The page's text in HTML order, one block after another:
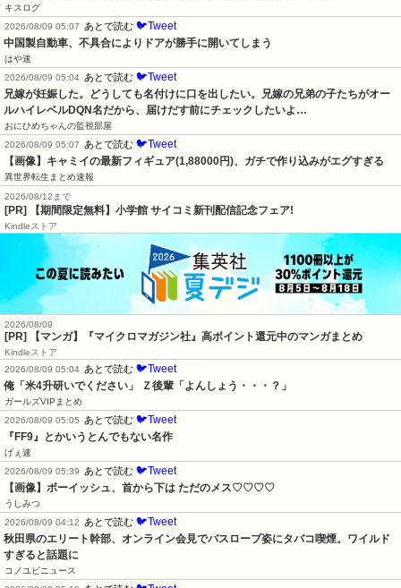
キスログ
2026/08/09 05:07
あとで読む 🐦Tweet
中国製自動車、不具合によりドアが勝手に開いてしまう
はや速
2026/08/09 05:04 あとで読む 🐦Tweet
兄嫁が妊娠した。どうしても名付けに口を出したい。兄嫁の兄弟の子たちがオー
ルハイレベルDQN名だから、届けだす前にチェックしたいよ…
おにひめちゃんの監視部屋
2026/08/09 05:07
あとで読む 🐦Tweet
【画像】キャミイの最新フィギュア(1,88000円)、ガチで作り込みがエグすぎる
異世界転生まとめ速報
2026/08/12まで
[PR] 【期間限定無料】小学館 サイコミ新刊配信記念フェア!
Kindleストア
2026/08/09
[PR] 【マンガ】『マイクロマガジン社』高ポイント還元中のマンガまとめ
Kindleストア
2026/08/09 05:04 あとで読む 🐦Tweet
俺「米4升研いでください」 Ｚ後輩「よんしょう・・・？」
ガールズVIPまとめ
2026/08/09 05:05
あとで読む 🐦Tweet
『FF9』とかいうとんでもない名作
げぇ速
2026/08/09 05:39
あとで読む 🐦Tweet
【画像】ボーイッシュ、首から下は ただのメス♡♡♡♡
うしみつ
2026/08/09 04:12
あとで読む 🐦Tweet
秋田県のエリート幹部、オンライン会見でバスローブ姿にタバコ喫煙。ワイルド
すぎると話題に
コノユビニュース